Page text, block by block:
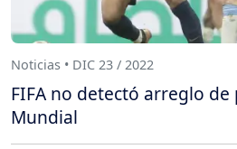
Noticias • DIC 23 / 2022
FIFA no detectó arreglo
Mundial